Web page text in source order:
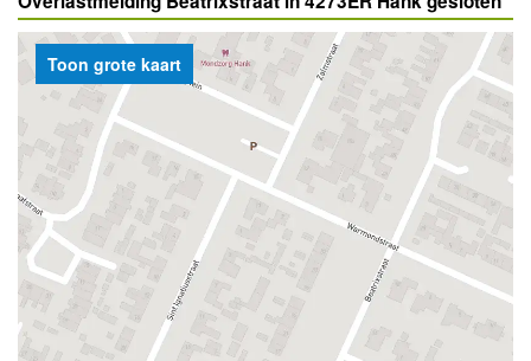
Toon grote kaart